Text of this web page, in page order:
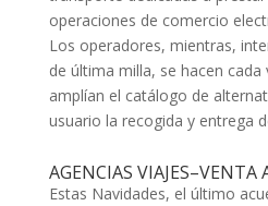
operaciones de comercio
Los operadores, mientras,
de última milla, se hacen
amplían el catálogo de
usuario la recogida y entrega
AGENCIAS
Estas Navidades, el último